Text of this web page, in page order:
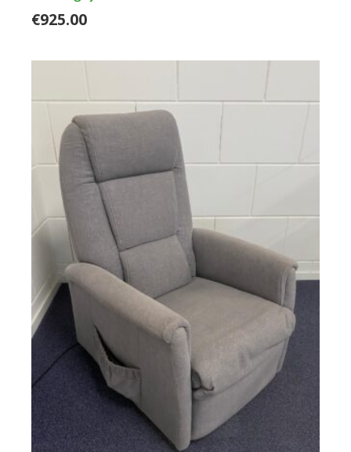
€925.00